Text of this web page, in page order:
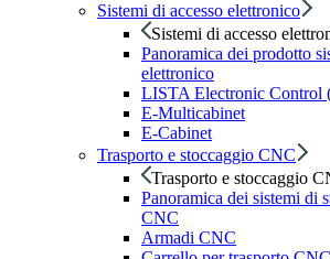
Sistemi di accesso elettronico
Sistemi di accesso
Panoramica dei prodotto
elettronico
LISTA Electronic Control
E-Multicabinet
E-Cabinet
Trasporto e stoccaggio CNC
Trasporto e stoccaggio
Panoramica dei sistemi di
CNC
Armadi CNC